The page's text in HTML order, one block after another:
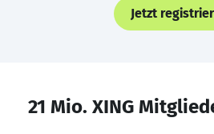
Jetzt
21 Mio. XING